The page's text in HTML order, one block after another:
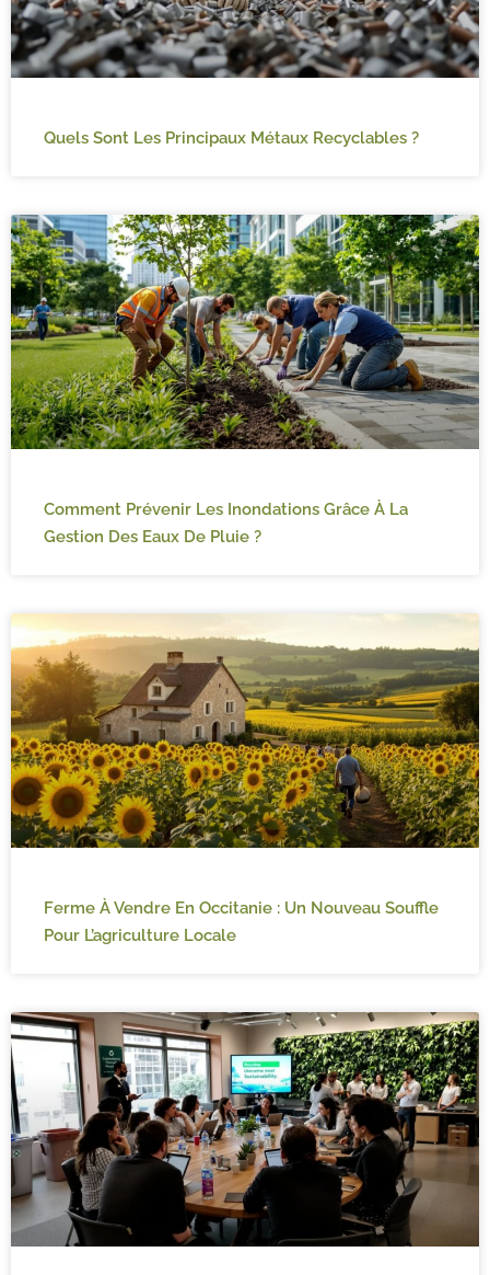
Quels Sont Les Principaux Métaux Recyclables ?
Comment Prévenir Les Inondations Grâce À La
Gestion Des Eaux De Pluie ?
Ferme À Vendre En Occitanie : Un Nouveau Souffle
Pour L’agriculture Locale